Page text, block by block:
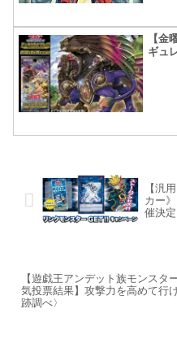
【金
ギュ
【汎
カー
催決
【遊戯王アンデット族モンスタ
気投票結果】攻撃力を高めて行
跡調べ〉